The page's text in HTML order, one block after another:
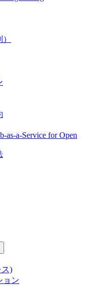
as-a-Service for Open
)
ョン